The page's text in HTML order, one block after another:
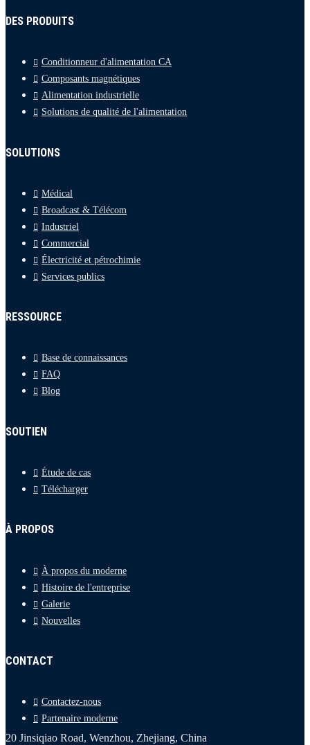
DES PRODUITS
Conditionneur d'alimentation CA
Composants magnétiques
Alimentation industrielle
Solutions de qualité de l'alimentation
SOLUTIONS
Médical
Broadcast & Télécom
Industriel
Commercial
Électricité et pétrochimie
Services publics
RESSOURCE
Base de connaissances
FAQ
Blog
SOUTIEN
Étude de cas
Télécharger
À PROPOS
À propos du moderne
Histoire de l'entreprise
Galerie
Nouvelles
CONTACT
Contactez-nous
Partenaire moderne
20 Jinsiqiao Road, Wenzhou, Zhejiang, China